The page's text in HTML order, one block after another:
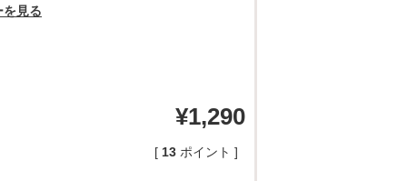
を見る
¥1,290
[ 13 ポイント ]